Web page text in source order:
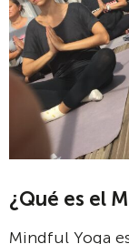
¿Qué es el
Mindful Yoga